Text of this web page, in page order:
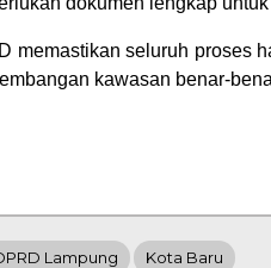
memastikan seluruh proses
kawasan benar-
Lampung Kota Baru